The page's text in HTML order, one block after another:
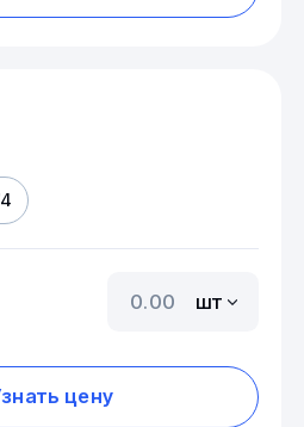
шт
цену